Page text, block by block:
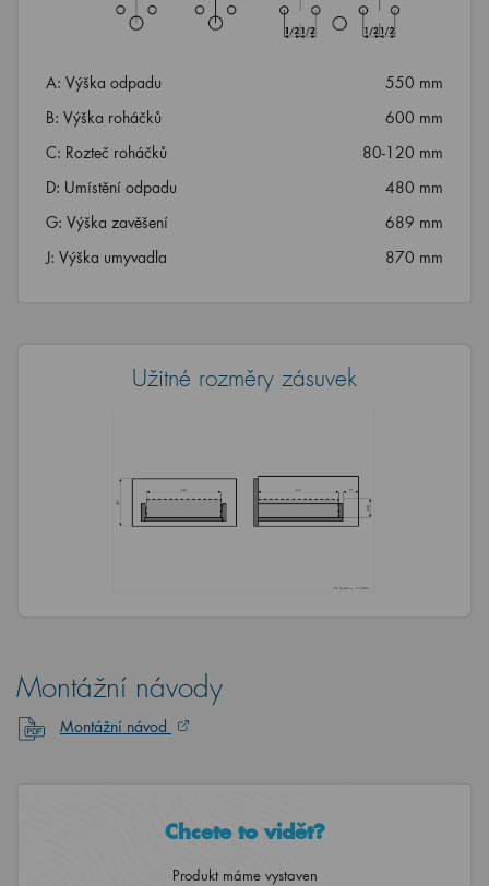
A: Výška odpadu
550 mm
B: Výška roháčků
600 mm
C: Rozteč roháčků
80-120 mm
D: Umístění odpadu
480 mm
G: Výška zavěšení
689 mm
J: Výška umyvadla
870 mm
Užitné rozměry zásuvek
Montážní návody
Montážní návod
Chcete to vidět?
Produkt máme vystaven